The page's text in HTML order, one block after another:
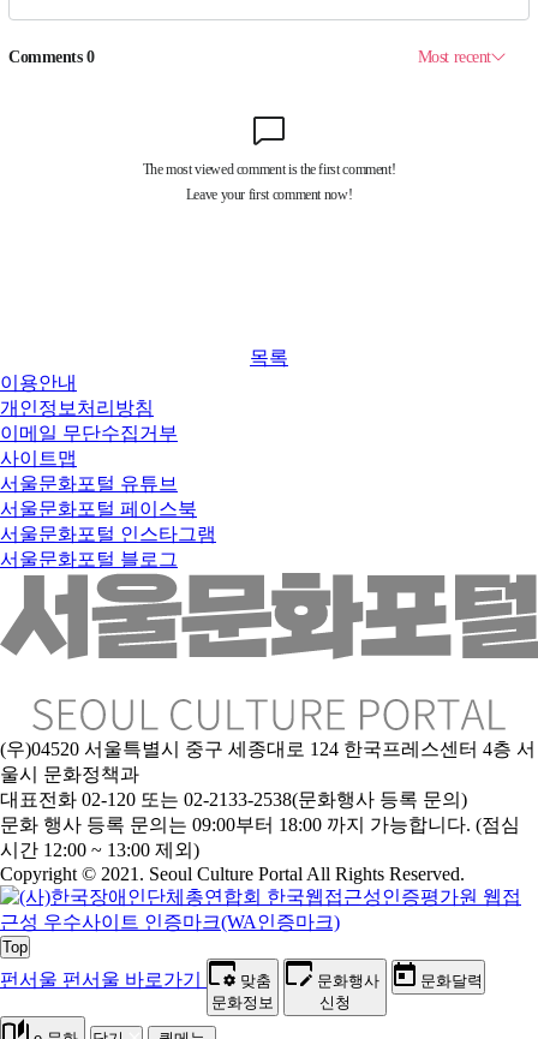
목록
이용안내
개인정보처리방침
이메일 무단수집거부
사이트맵
서울문화포털 유튜브
서울문화포털 페이스북
서울문화포털 인스타그램
서울문화포털 블로그
(우)04520 서울특별시 중구 세종대로 124 한국프레스센터 4층 서
울시 문화정책과
대표전화 02-120 또는 02-2133-2538(문화행사 등록 문의)
문화 행사 등록 문의는 09:00부터 18:00 까지 가능합니다. (점심
시간 12:00 ~ 13:00 제외)
Copyright © 2021. Seoul Culture Portal All Rights Reserved.
Top
펀서울 펀서울 바로가기
맞춤
문화정보
문화행사
신청
문화달력